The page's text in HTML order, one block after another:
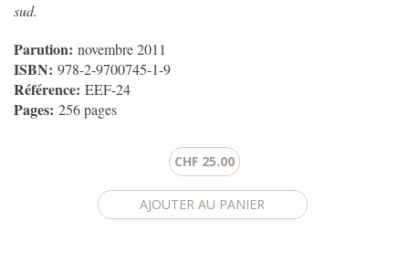
sud.
Parution: novembre 2011
ISBN: 978-2-9700745-1-9
Référence: EEF-24
Pages: 256 pages
CHF 25.00